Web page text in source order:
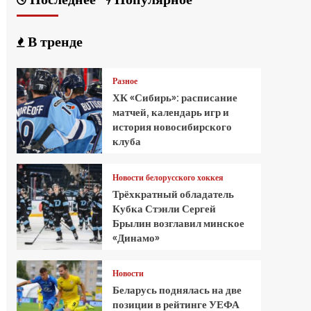
В тренде
Разное
ХК «Сибирь»: расписание
матчей, календарь игр и
история новосибирского
клуба
Новости белорусского хоккея
Трёхкратный обладатель
Кубка Стэнли Сергей
Брылин возглавил минское
«Динамо»
Новости
Беларусь поднялась на две
позиции в рейтинге УЕФА